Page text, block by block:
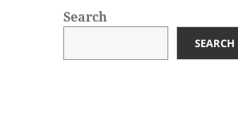
Search
SEARCH